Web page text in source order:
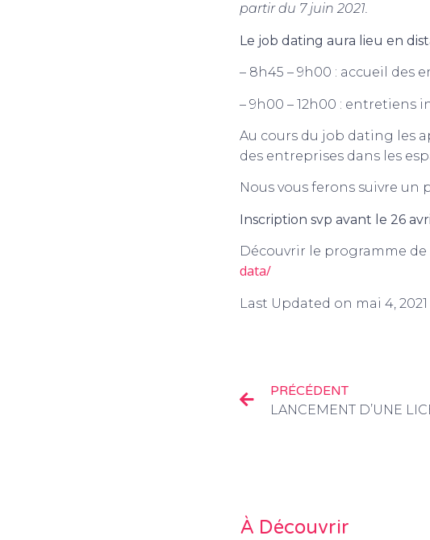
partir du 7 juin 2021.
Le job dating aura lieu en
– 8h45 – 9h00 : accueil
– 9h00 – 12h00 : entretiens
Au cours du job dating les
des entreprises dans les
Nous vous ferons suivre
Inscription svp avant le 26
Découvrir le programme
data/
Last Updated on mai 4,
PRÉCÉDENT
À Découvrir